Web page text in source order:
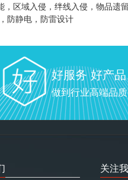
区域入侵，绊线入侵，物品遗
防静电，防雷设计
好服务 好产
做到行业高端品质
关注